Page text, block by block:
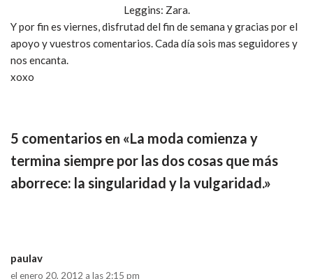
Leggins: Zara.
Y por fin es viernes, disfrutad del fin de semana y gracias por el
apoyo y vuestros comentarios. Cada día sois mas seguidores y
nos encanta.
xoxo
5 comentarios en «La moda comienza y
termina siempre por las dos cosas que más
aborrece: la singularidad y la vulgaridad.»
paulav
el enero 20, 2012 a las 2:15 pm